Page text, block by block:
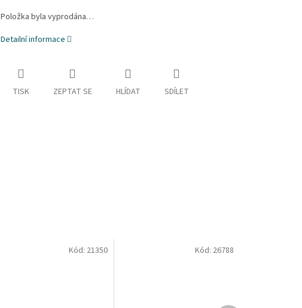
Položka byla vyprodána…
Detailní informace
TISK ZEPTAT SE HLÍDAT SDÍLET
Kód: 21350 Kód: 26788